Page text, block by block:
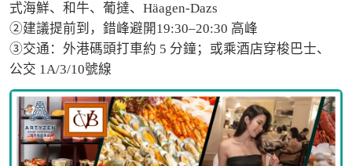
式海鮮、和牛、葡撻、Häagen-Dazs
②建議提前到，錯峰避開19:30–20:30 高峰
③交通：外港碼頭打車約 5 分鐘；或乘酒店穿梭巴士、
公交 1A/3/10號線